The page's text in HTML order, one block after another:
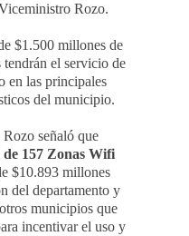
Rozo.
$1.500 millones de
tendrán el servicio de
en las principales
del municipio.
señaló que
157 Zonas Wifi
$10.893 millones
del departamento y
municipios que
incentivar el uso y